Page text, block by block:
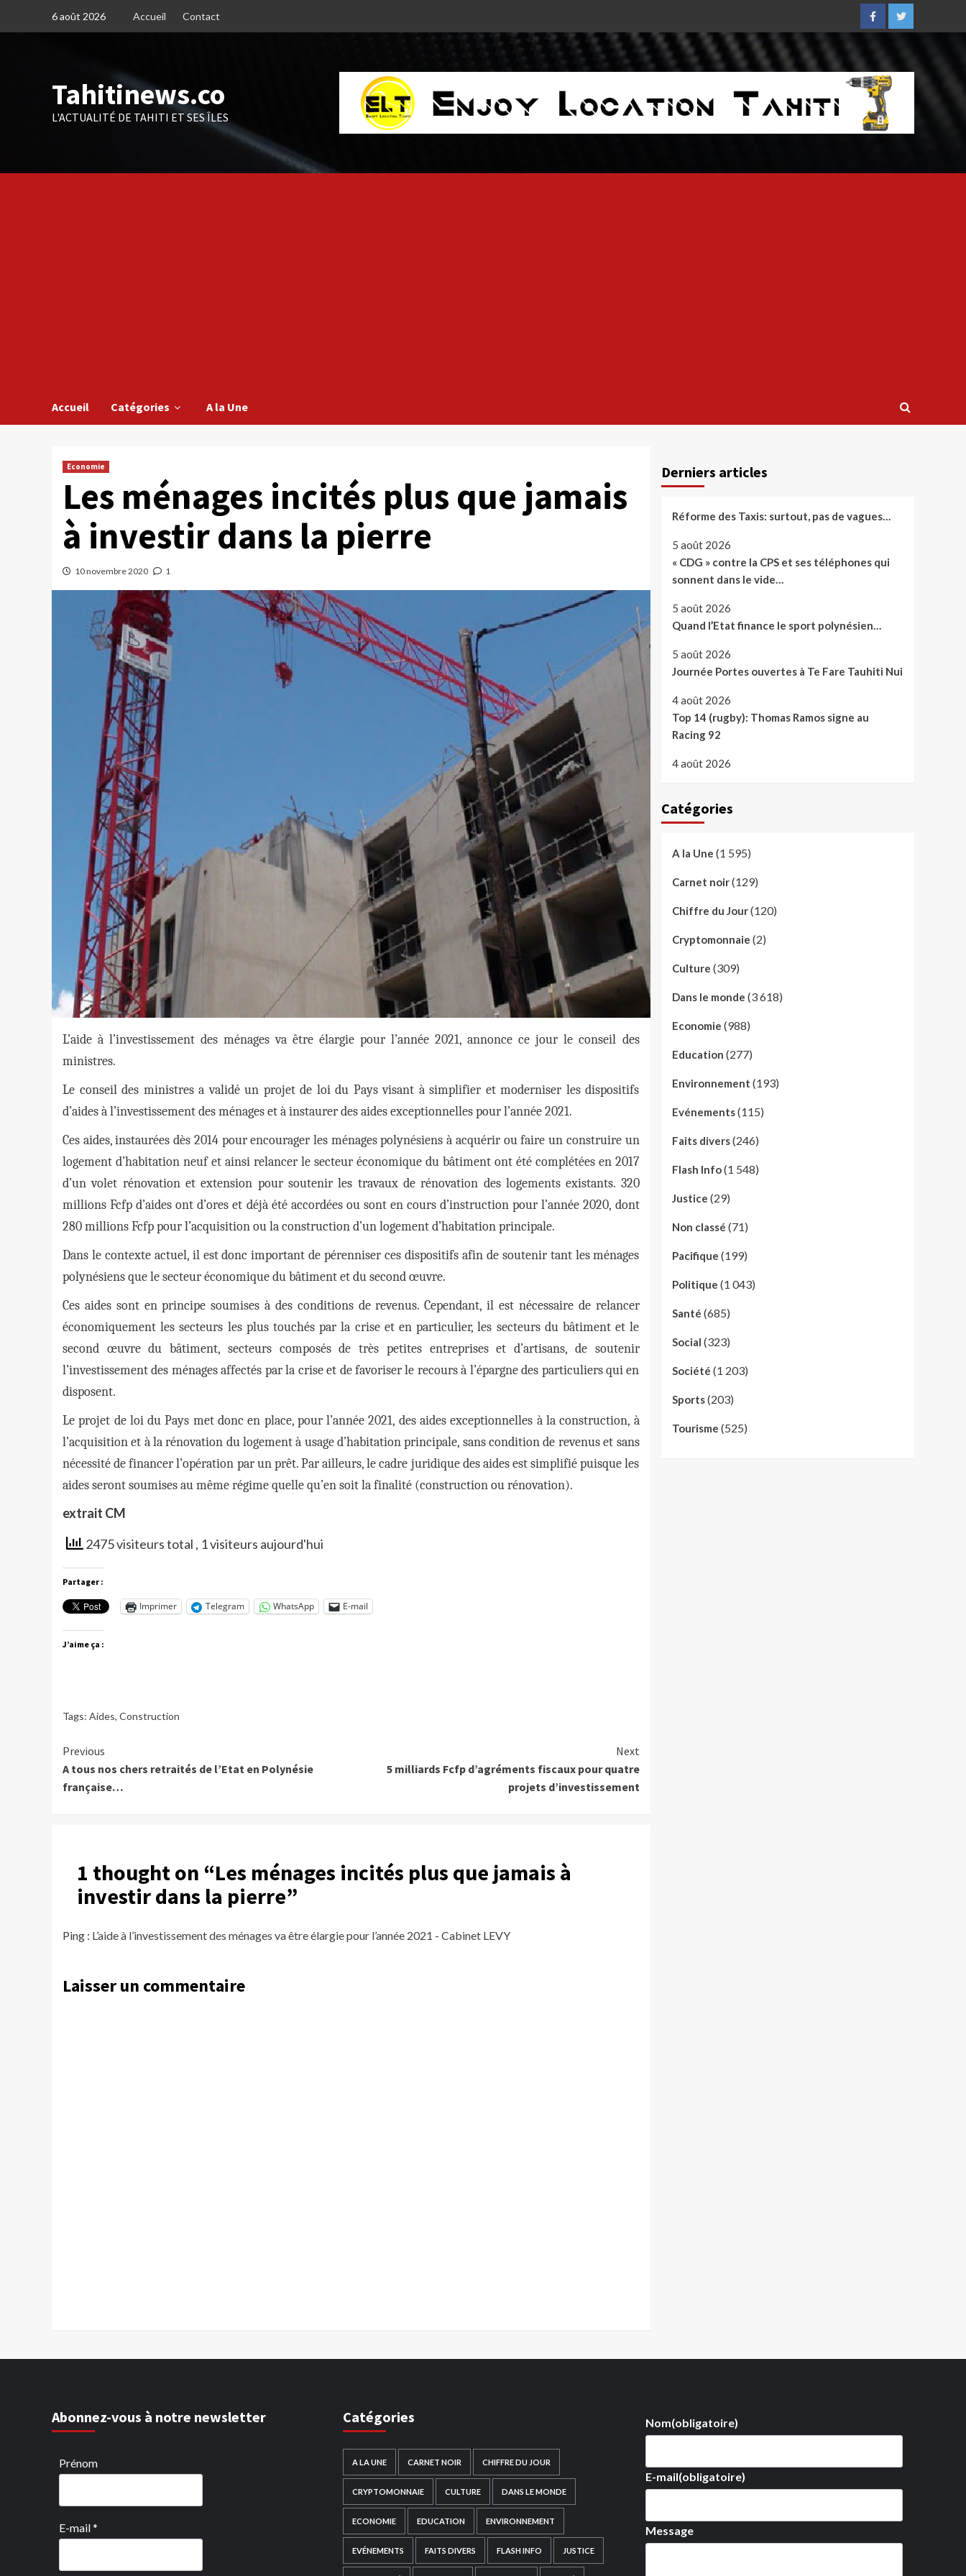
6 août 2026 Accueil Contact
FacebookTwitter
Tahitinews.co
L'ACTUALITÉ DE TAHITI ET SES ÎLES
Accueil Catégories A la Une
Economie
Les ménages incités plus que jamais
à investir dans la pierre
10 novembre 2020 1
L’aide à l’investissement des ménages va être élargie pour l’année 2021, annonce ce jour le conseil des
ministres.
Le conseil des ministres a validé un projet de loi du Pays visant à simplifier et moderniser les dispositifs
d’aides à l’investissement des ménages et à instaurer des aides exceptionnelles pour l’année 2021.
Ces aides, instaurées dès 2014 pour encourager les ménages polynésiens à acquérir ou faire un construire un
logement d’habitation neuf et ainsi relancer le secteur économique du bâtiment ont été complétées en 2017
d’un volet rénovation et extension pour soutenir les travaux de rénovation des logements existants. 320
millions Fcfp d’aides ont d’ores et déjà été accordées ou sont en cours d’instruction pour l’année 2020, dont
280 millions Fcfp pour l’acquisition ou la construction d’un logement d’habitation principale.
Dans le contexte actuel, il est donc important de pérenniser ces dispositifs afin de soutenir tant les ménages
polynésiens que le secteur économique du bâtiment et du second œuvre.
Ces aides sont en principe soumises à des conditions de revenus. Cependant, il est nécessaire de relancer
économiquement les secteurs les plus touchés par la crise et en particulier, les secteurs du bâtiment et le
second œuvre du bâtiment, secteurs composés de très petites entreprises et d’artisans, de soutenir
l’investissement des ménages affectés par la crise et de favoriser le recours à l’épargne des particuliers qui en
disposent.
Le projet de loi du Pays met donc en place, pour l’année 2021, des aides exceptionnelles à la construction, à
l’acquisition et à la rénovation du logement à usage d’habitation principale, sans condition de revenus et sans
nécessité de financer l’opération par un prêt. Par ailleurs, le cadre juridique des aides est simplifié puisque les
aides seront soumises au même régime quelle qu’en soit la finalité (construction ou rénovation).
extrait CM
2475 visiteurs total , 1 visiteurs aujourd'hui
Partager :
Imprimer Telegram WhatsApp E-mail
J’aime ça :
Tags: Aides, Construction
Continue
Reading
Previous
A tous nos chers retraités de l’Etat en Polynésie
française…
Next
5 milliards Fcfp d’agréments fiscaux pour quatre
projets d’investissement
1 thought on “Les ménages incités plus que jamais à
investir dans la pierre”
Ping : L’aide à l’investissement des ménages va être élargie pour l’année 2021 - Cabinet LEVY
Laisser un commentaire
Derniers articles
Réforme des Taxis: surtout, pas de vagues…
5 août 2026
« CDG » contre la CPS et ses téléphones qui
sonnent dans le vide…
5 août 2026
Quand l’Etat finance le sport polynésien…
5 août 2026
Journée Portes ouvertes à Te Fare Tauhiti Nui
4 août 2026
Top 14 (rugby): Thomas Ramos signe au
Racing 92
4 août 2026
Catégories
A la Une (1 595)
Carnet noir(129)
Chiffre du Jour(120)
Cryptomonnaie (2)
Culture (309)
Dans le monde (3 618)
Economie (988)
Education (277)
Environnement (193)
Evénements(115)
Faits divers(246)
Flash Info(1 548)
Justice (29)
Non classé (71)
Pacifique (199)
Politique (1 043)
Santé (685)
Social (323)
Société (1 203)
Sports(203)
Tourisme (525)
Abonnez-vous à notre newsletter
Prénom
E-mail*
Catégories
A LA UNE CARNET NOIR CHIFFRE DU JOUR
CRYPTOMONNAIE CULTURE DANS LE MONDE
ECONOMIE EDUCATION ENVIRONNEMENT
EVÉNEMENTS FAITS DIVERS FLASH INFO JUSTICE
Nom(obligatoire)
E-mail(obligatoire)
Message